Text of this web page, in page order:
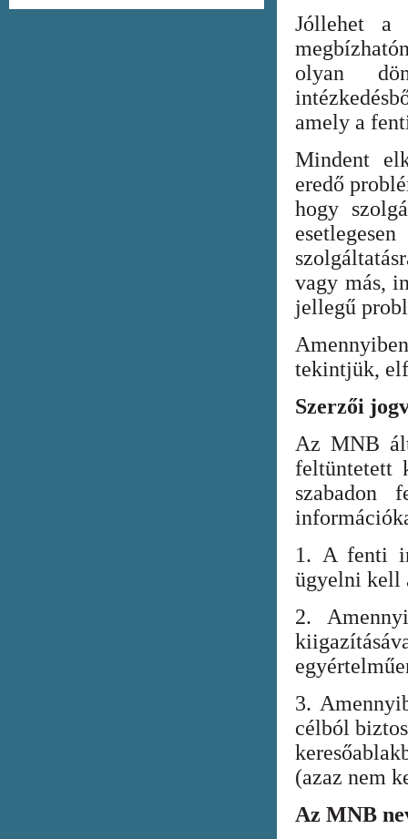
Jóllehet a
olyan
amely a
Mindent
eredő
hogy
vagy más,
jellegű
tekintjük,
Szerzői
Az MNB
feltüntetett
szabadon
1. A fenti
ügyelni kell
2.
3.
célból
(azaz nem
Az MNB